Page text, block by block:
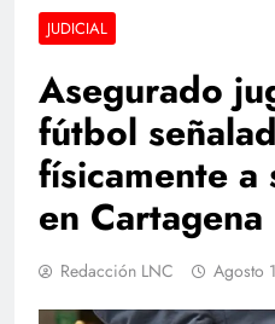
JUDICIAL
Asegurado
fútbol
físicamente a
en Cartagena
Redacción LNC Agosto